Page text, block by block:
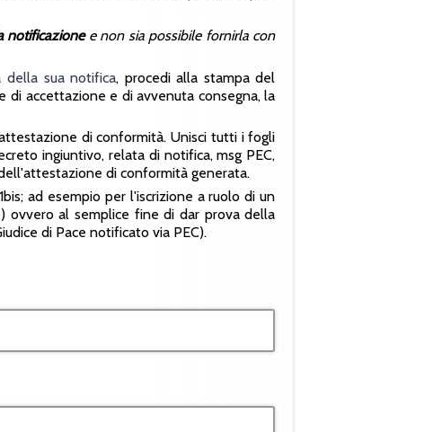
notificazionee non sia possibile fornirla con
sua notifica, procedi alla stampa del
accettazione e di avvenuta consegna, la
di conformità. Unisci tutti i fogli
ingiuntivo, relata di notifica, msg PEC,
di conformità generata.
ad esempio per l'iscrizione a ruolo di un
ovvero al semplice fine di dar prova della
di Pace notificato via PEC).